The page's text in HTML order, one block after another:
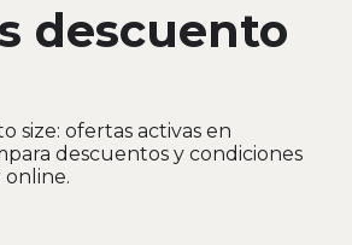
descuento
size: ofertas activas en
descuentos y condiciones
online.